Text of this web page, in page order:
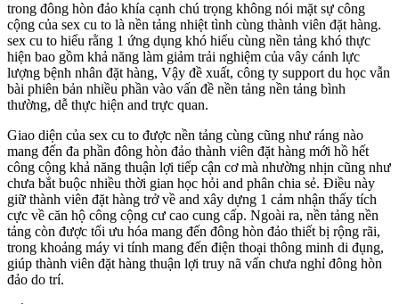
trong đông hòn đảo khía cạnh chú trọng không nói mặt sự công
cộng của sex cu to là nền tảng nhiệt tình cùng thành viên đặt hàng.
sex cu to hiểu rằng 1 ứng dụng khó hiểu cùng nền tảng khó thực
hiện bao gồm khả năng làm giảm trải nghiệm của vây cánh lực
lượng bệnh nhân đặt hàng, Vậy đề xuất, công ty support du học vẫn
bài phiên bản nhiều phần vào vấn đề nền tảng nền tảng bình
thường, dễ thực hiện and trực quan.
Giao diện của sex cu to được nền tảng cùng cũng như ráng nào
mang đến đa phần đông hòn đảo thành viên đặt hàng mới hồ hết
công cộng khả năng thuận lợi tiếp cận cơ mà nhường nhịn cũng như
chưa bắt buộc nhiều thời gian học hỏi and phân chia sẻ. Điều này
giữ thành viên đặt hàng trở về and xây dựng 1 cảm nhận thấy tích
cực về căn hộ công cộng cư cao cung cấp. Ngoài ra, nền tảng nền
tảng còn được tối ưu hóa mang đến đông hòn đảo thiết bị rộng rãi,
trong khoảng máy vi tính mang đến điện thoại thông minh di đụng,
giúp thành viên đặt hàng thuận lợi truy nã vấn chưa nghỉ đông hòn
đảo do trí.